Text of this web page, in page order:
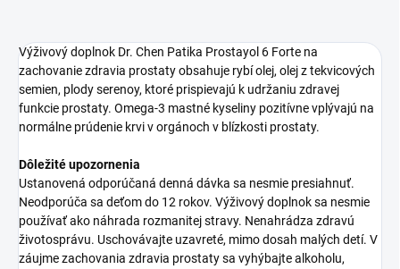
Výživový doplnok Dr. Chen Patika Prostayol 6 Forte na
zachovanie zdravia prostaty obsahuje rybí olej, olej z tekvicových
semien, plody serenoy, ktoré prispievajú k udržaniu zdravej
funkcie prostaty. Omega-3 mastné kyseliny pozitívne vplývajú na
normálne prúdenie krvi v orgánoch v blízkosti prostaty.
Dôležité upozornenia
Ustanovená odporúčaná denná dávka sa nesmie presiahnuť.
Neodporúča sa deťom do 12 rokov. Výživový doplnok sa nesmie
používať ako náhrada rozmanitej stravy. Nenahrádza zdravú
životosprávu. Uschovávajte uzavreté, mimo dosah malých detí. V
záujme zachovania zdravia prostaty sa vyhýbajte alkoholu,